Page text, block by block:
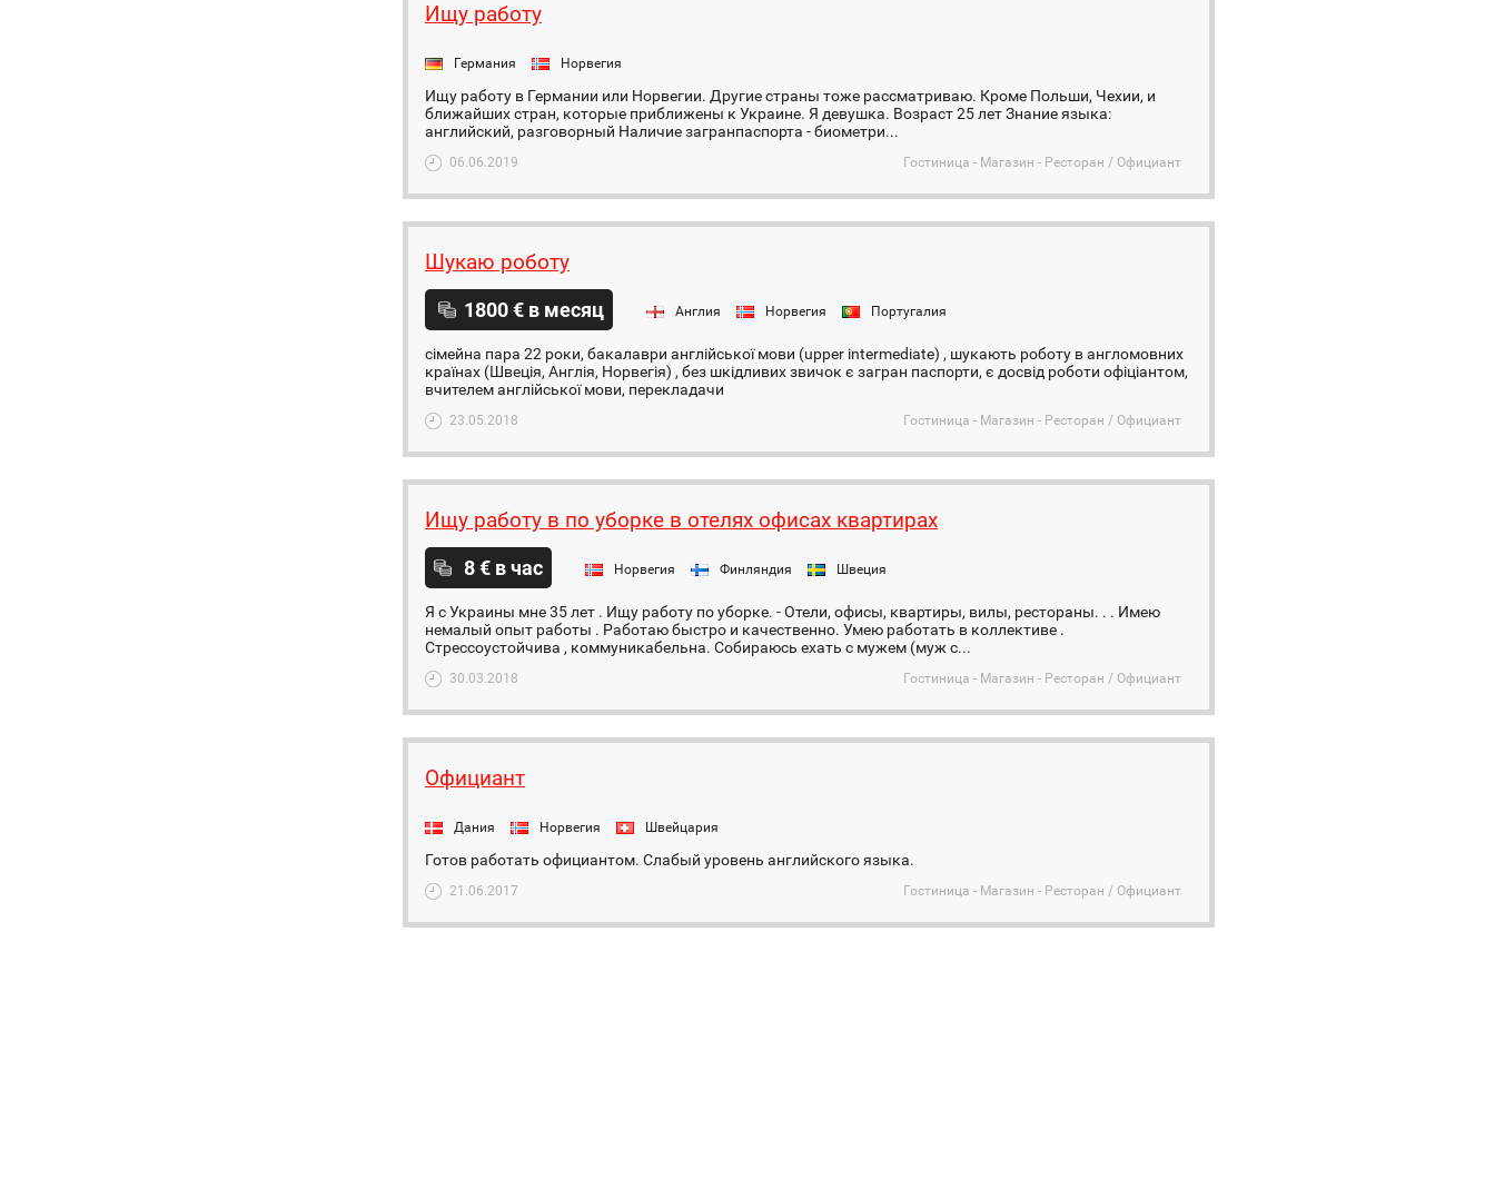
Ищу работу
Германия Норвегия
Ищу работу в Германии или Норвегии. Другие страны тоже рассматриваю. Кроме Польши, Чехии, и
ближайших стран, которые приближены к Украине. Я девушка. Возраст 25 лет Знание языка:
английский, разговорный Наличие загранпаспорта - биометри...
06.06.2019 Гостиница - Магазин - Ресторан / Официант
Шукаю роботу
1800 € в месяц Англия Норвегия Португалия
сімейна пара 22 роки, бакалаври англійської мови (upper intermediate) , шукають роботу в англомовних
країнах (Швеція, Англія, Норвегія) , без шкідливих звичок є загран паспорти, є досвід роботи офіціантом,
вчителем англійської мови, перекладачи
23.05.2018 Гостиница - Магазин - Ресторан / Официант
Ищу работу в по уборке в отелях офисах квартирах
8 € в час Норвегия Финляндия Швеция
Я с Украины мне 35 лет . Ищу работу по уборке. - Отели, офисы, квартиры, вилы, рестораны. . . Имею
немалый опыт работы . Работаю быстро и качественно. Умею работать в коллективе .
Стрессоустойчива , коммуникабельна. Собираюсь ехать с мужем (муж с...
30.03.2018 Гостиница - Магазин - Ресторан / Официант
Официант
Дания Норвегия Швейцария
Готов работать официантом. Слабый уровень английского языка.
21.06.2017 Гостиница - Магазин - Ресторан / Официант